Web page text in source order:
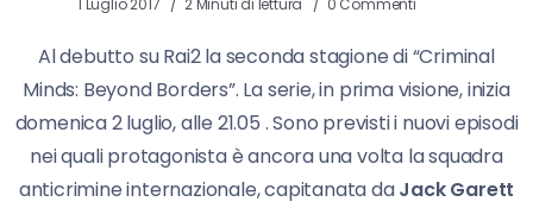
1 Luglio 2017 2 Minuti di lettura 0 Commenti
Al debutto su Rai2 la seconda stagione di “Criminal
Minds: Beyond Borders”. La serie, in prima visione, inizia
domenica 2 luglio, alle 21.05 . Sono previsti i nuovi episodi
nei quali protagonista è ancora una volta la squadra
anticrimine internazionale, capitanata daJack Garett